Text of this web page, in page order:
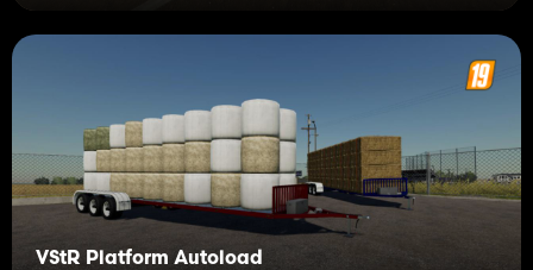
VStR Platform Autoload